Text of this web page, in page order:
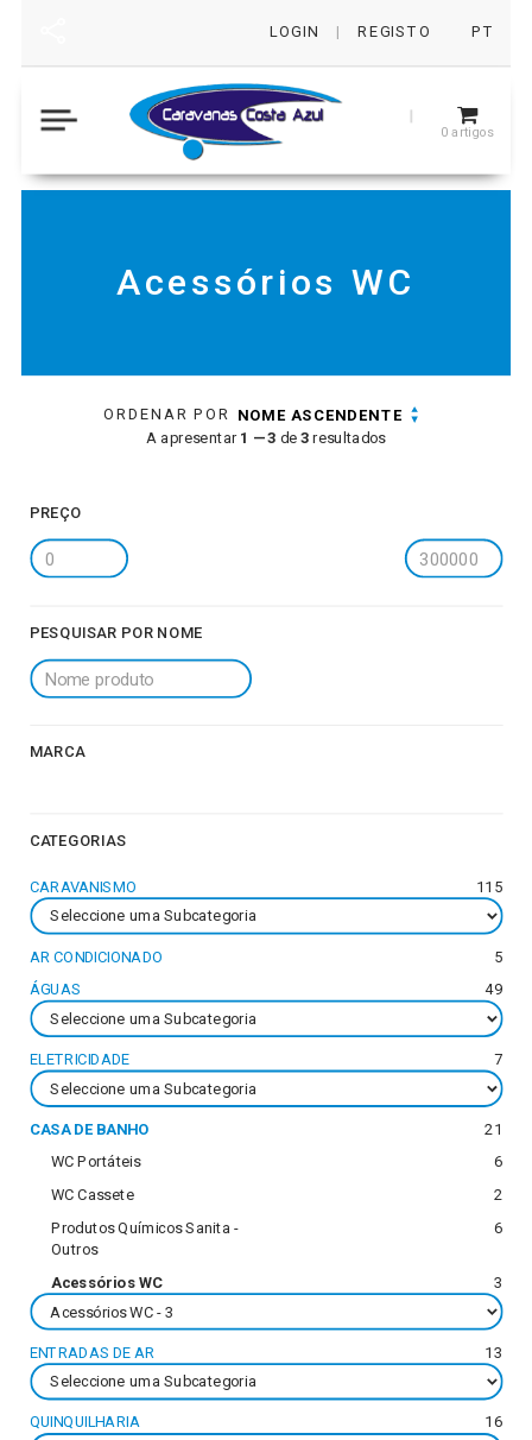
LOGIN | REGISTO PT
0 artigos
Acessórios WC
ORDENAR POR
NOME ASCENDENTE
A apresentar 1 — 3 de 3 resultados
PREÇO
PESQUISAR POR NOME
MARCA
CATEGORIAS
CARAVANISMO 115
AR CONDICIONADO 5
ÁGUAS 49
ELETRICIDADE 7
CASA DE BANHO 21
WC Portáteis 6
WC Cassete 2
Produtos Químicos Sanita -
Outros
6
Acessórios WC 3
ENTRADAS DE AR 13
QUINQUILHARIA 16